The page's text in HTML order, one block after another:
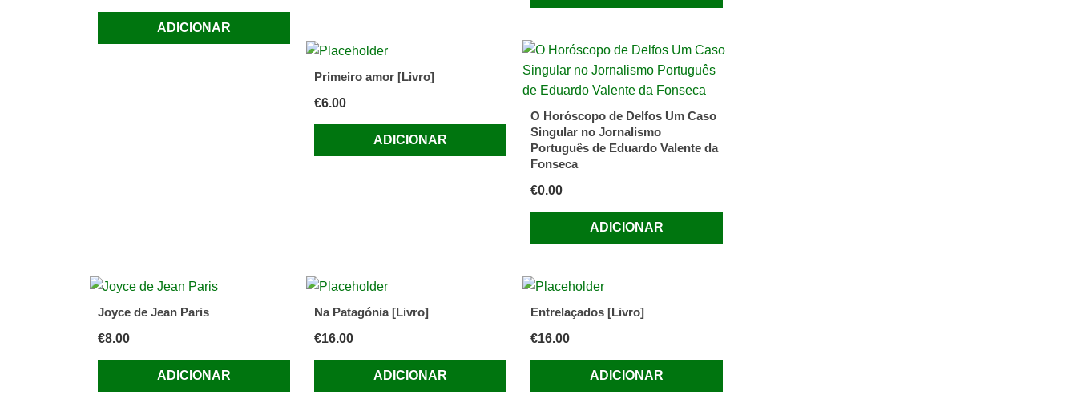
ADICIONAR
Primeiro amor [Livro]
€6.00
ADICIONAR
O Horóscopo de Delfos Um Caso
Singular no Jornalismo
Português de Eduardo Valente da
Fonseca
€0.00
ADICIONAR
Joyce de Jean Paris
€8.00
ADICIONAR
Na Patagónia [Livro]
€16.00
ADICIONAR
Entrelaçados [Livro]
€16.00
ADICIONAR